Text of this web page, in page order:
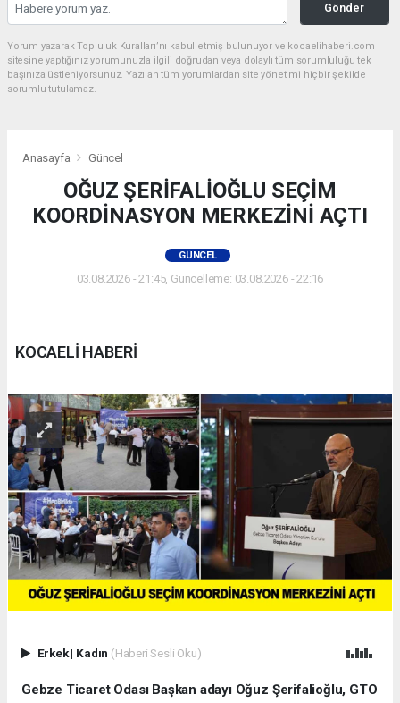
Gönder
Yorum yazarak Topluluk Kuralları’nı kabul etmiş bulunuyor ve kocaelihaberi.com
sitesine yaptığınız yorumunuzla ilgili doğrudan veya dolaylı tüm sorumluluğu tek
başınıza üstleniyorsunuz. Yazılan tüm yorumlardan site yönetimi hiçbir şekilde
sorumlu tutulamaz.
Anasayfa Güncel
OĞUZ ŞERİFALİOĞLU SEÇİM
KOORDİNASYON MERKEZİNİ AÇTI
GÜNCEL
03.08.2026 - 21:45, Güncelleme: 03.08.2026 - 22:16
KOCAELİ HABERİ
Erkek| Kadın (Haberi Sesli Oku)
Gebze Ticaret Odası Başkan adayı Oğuz Şerifalioğlu, GTO